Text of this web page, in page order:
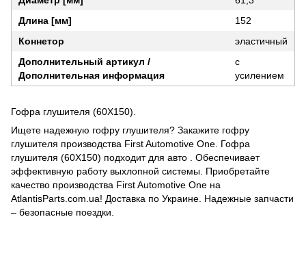
Длина [мм]
152
Коннетор
эластичный
Дополнительный артикул /
Дополнительная информация
с
усилением
Гофра глушителя (60X150).
Ищете надежную гофру глушителя? Закажите гофру
глушителя производства First Automotive One. Гофра
глушителя (60X150) подходит для авто . Обеспечивает
эффективную работу выхлопной системы. Приобретайте
качество производства First Automotive One на
AtlantisParts.com.ua! Доставка по Украине. Надежные запчасти
– безопасные поездки.